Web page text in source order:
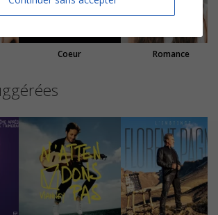
Coeur Romance